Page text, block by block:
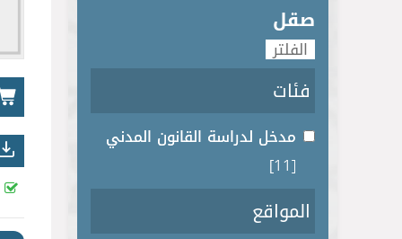
صقل
فئات
مدخل لدراسة القانون المدني
[11]
المواقع